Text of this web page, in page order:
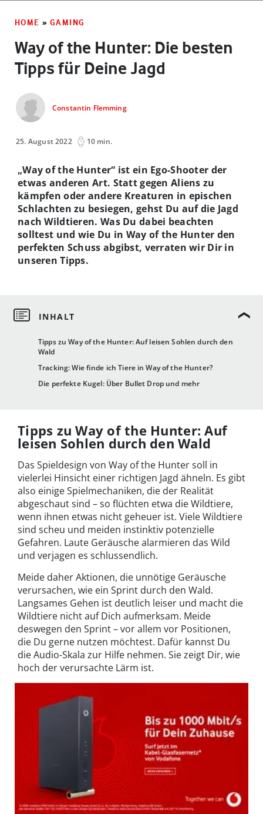
HOME » GAMING
Way of the Hunter: Die besten
Tipps für Deine Jagd
Constantin Flemming
25. August 2022 10 min.
Tipps zu Way of the Hunter: Auf leisen Sohlen durch den
Wald
Tracking: Wie finde ich Tiere in Way of the Hunter?
Die perfekte Kugel: Über Bullet Drop und mehr
„Way of the Hunter“ ist ein Ego-Shooter der
etwas anderen Art. Statt gegen Aliens zu
kämpfen oder andere Kreaturen in epischen
Schlachten zu besiegen, gehst Du auf die Jagd
nach Wildtieren. Was Du dabei beachten
solltest und wie Du in Way of the Hunter den
perfekten Schuss abgibst, verraten wir Dir in
unseren Tipps.
Tipps zu Way of the Hunter: Auf
leisen Sohlen durch den Wald
Das Spieldesign von Way of the Hunter soll in
vielerlei Hinsicht einer richtigen Jagd ähneln. Es gibt
also einige Spielmechaniken, die der Realität
abgeschaut sind – so flüchten etwa die Wildtiere,
wenn ihnen etwas nicht geheuer ist. Viele Wildtiere
sind scheu und meiden instinktiv potenzielle
Gefahren. Laute Geräusche alarmieren das Wild
und verjagen es schlussendlich.
Meide daher Aktionen, die unnötige Geräusche
verursachen, wie ein Sprint durch den Wald.
Langsames Gehen ist deutlich leiser und macht die
Wildtiere nicht auf Dich aufmerksam. Meide
deswegen den Sprint – vor allem vor Positionen,
die Du gerne nutzen möchtest. Dafür kannst Du
die Audio-Skala zur Hilfe nehmen. Sie zeigt Dir, wie
hoch der verursachte Lärm ist.